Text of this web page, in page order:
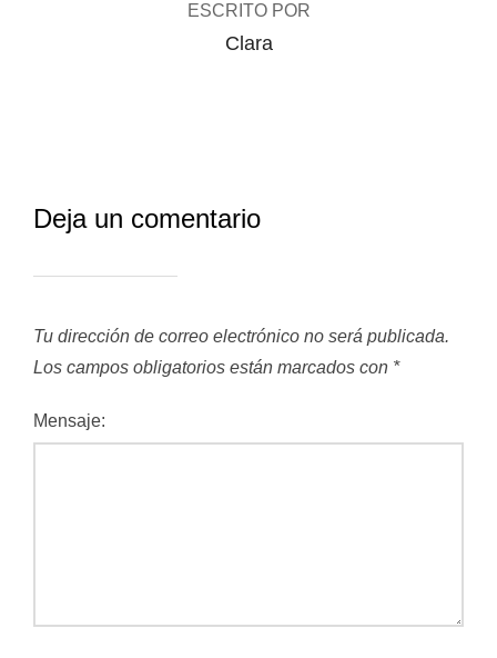
ESCRITO POR
Clara
Deja un comentario
Tu dirección de correo electrónico no será publicada.
Los campos obligatorios están marcados con *
Mensaje: